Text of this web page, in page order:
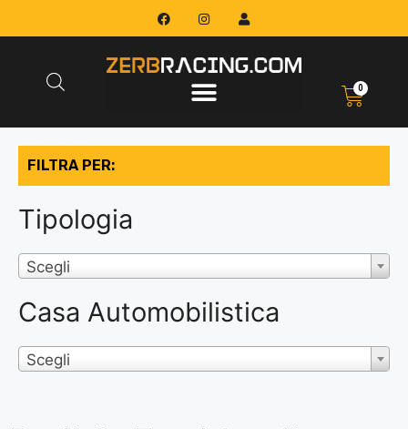
0
FILTRA PER:
Tipologia
Scegli
Casa Automobilistica
Scegli